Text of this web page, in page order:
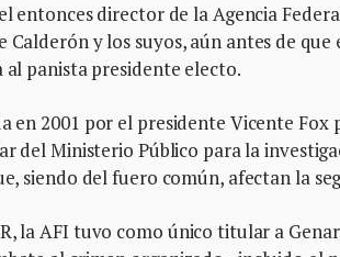
entonces director de la Agencia
y los suyos, aún antes de
panista presidente electo.
en 2001 por el presidente Vicente
del Ministerio Público para la
siendo del fuero común, afectan la
la AFI tuvo como único titular a